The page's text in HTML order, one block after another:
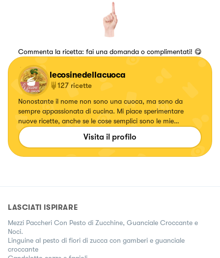
Commenta la ricetta: fai una domanda o complimentati! 😋
lecosinedellacuoca
127 ricette
Nonostante il nome non sono una cuoca, ma sono da
sempre appassionata di cucina. Mi piace sperimentare
nuove ricette, anche se le cose semplici sono le mie
preferite! Preferisco i primi piatti, i dolci invece non sono il
mio forte. Ma ne troverete comunque 😁 Mi trovate anche
su Facebook e YouTube con lo stesso nome 😊
Visita il profilo
LASCIATI ISPIRARE
Mezzi Paccheri Con Pesto di Zucchine, Guanciale Croccante e
Noci.
Linguine al pesto di fiori di zucca con gamberi e guanciale
croccante